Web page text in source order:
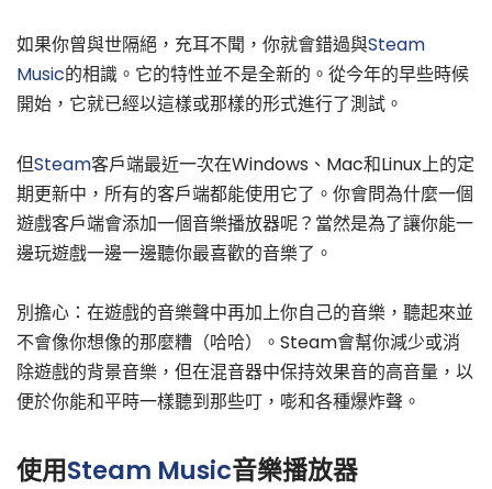
如果你曾與世隔絕，充耳不聞，你就會錯過與Steam
Music的相識。它的特性並不是全新的。從今年的早些時候
開始，它就已經以這樣或那樣的形式進行了測試。
但Steam客戶端最近一次在Windows、Mac和Linux上的定
期更新中，所有的客戶端都能使用它了。你會問為什麼一個
遊戲客戶端會添加一個音樂播放器呢？當然是為了讓你能一
邊玩遊戲一邊一邊聽你最喜歡的音樂了。
別擔心：在遊戲的音樂聲中再加上你自己的音樂，聽起來並
不會像你想像的那麼糟（哈哈）。Steam會幫你減少或消
除遊戲的背景音樂，但在混音器中保持效果音的高音量，以
便於你能和平時一樣聽到那些叮，嘭和各種爆炸聲。
使用Steam Music音樂播放器